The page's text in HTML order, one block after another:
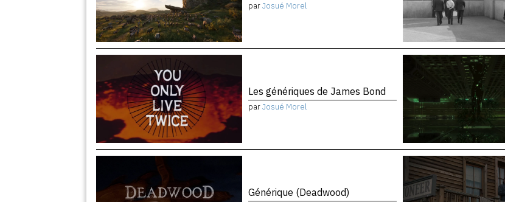
parJosué Morel
Les génériques de James Bond
parJosué Morel
Générique (Deadwood)